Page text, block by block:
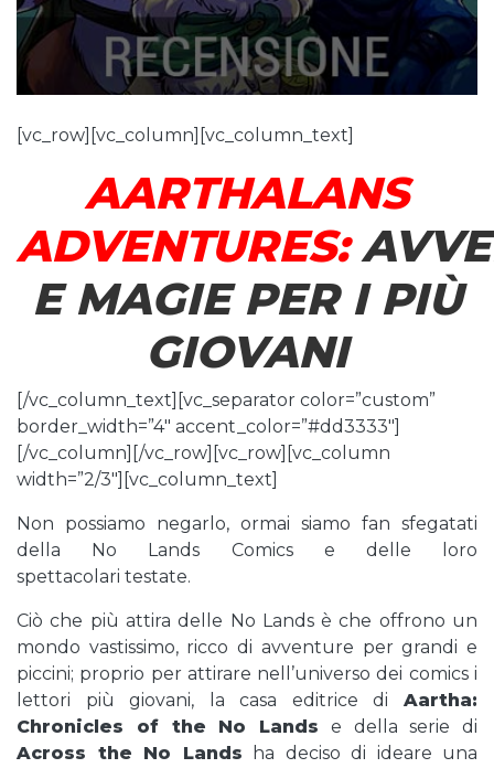
[vc_row][vc_column][vc_column_text]
AARTHALANS
ADVENTURES:
E MAGIE PER I PIÙ
GIOVANI
[/vc_column_text][vc_separator color=”custom”
border_width=”4″ accent_color=”#dd3333″]
[/vc_column][/vc_row][vc_row][vc_column
width=”2/3″][vc_column_text]
Non possiamo negarlo, ormai siamo fan sfegatati
della No Lands Comics e delle loro
spettacolari testate.
Ciò che più attira delle No Lands è che offrono un
mondo vastissimo, ricco di avventure per grandi e
piccini; proprio per attirare nell’universo dei comics i
lettori più giovani, la casa editrice di Aartha:
Chronicles of the No Lands e della serie di
Across the No Lands ha deciso di ideare una